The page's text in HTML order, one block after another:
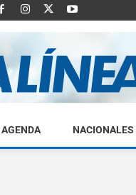
AGENDA NACIONALES